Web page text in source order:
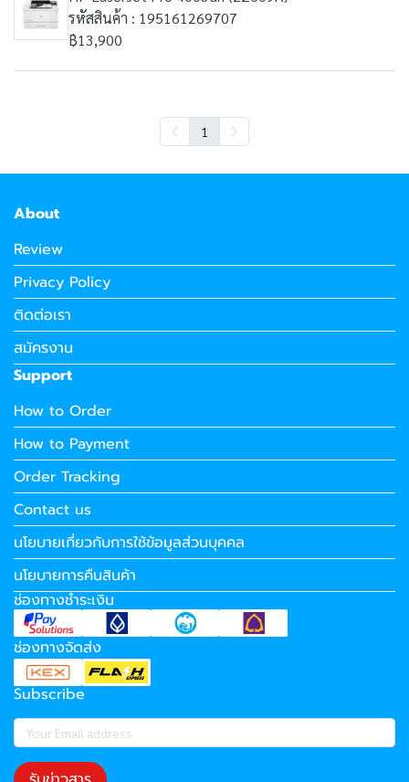
รหัสสินค้า : 195161269707
฿13,900
1
About
Review
Privacy Policy
ติดต่อเรา
สมัครงาน
Support
How to Order
How to Payment
Order Tracking
Contact us
นโยบายเกี่ยวกับการใช้ข้อมูลส่วนบุคคล
นโยบายการคืนสินค้า
ช่องทางชำระเงิน
ช่องทางจัดส่ง
Subscribe